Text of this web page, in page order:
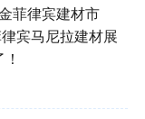
菲律宾建材市
宾马尼拉建材展